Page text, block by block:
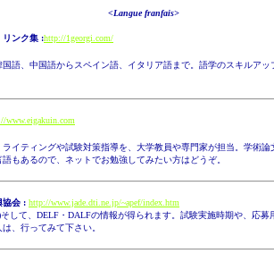
<Langue franfais>
リンク集 :http://1georgi.com/
語、中国語からスペイン語、イタリア語まで。語学のスキルア
www.eigakuin.com
イティングや試験対策指導を、大学教員や専門家が担当。学術
もあるので、ネットでお勉強してみたい方はどうぞ。
協会 : http://www.jade.dti.ne.jp/~apef/index.htm
して、DELF・DALFの情報が得られます。試験実施時期や、応
、行ってみて下さい。